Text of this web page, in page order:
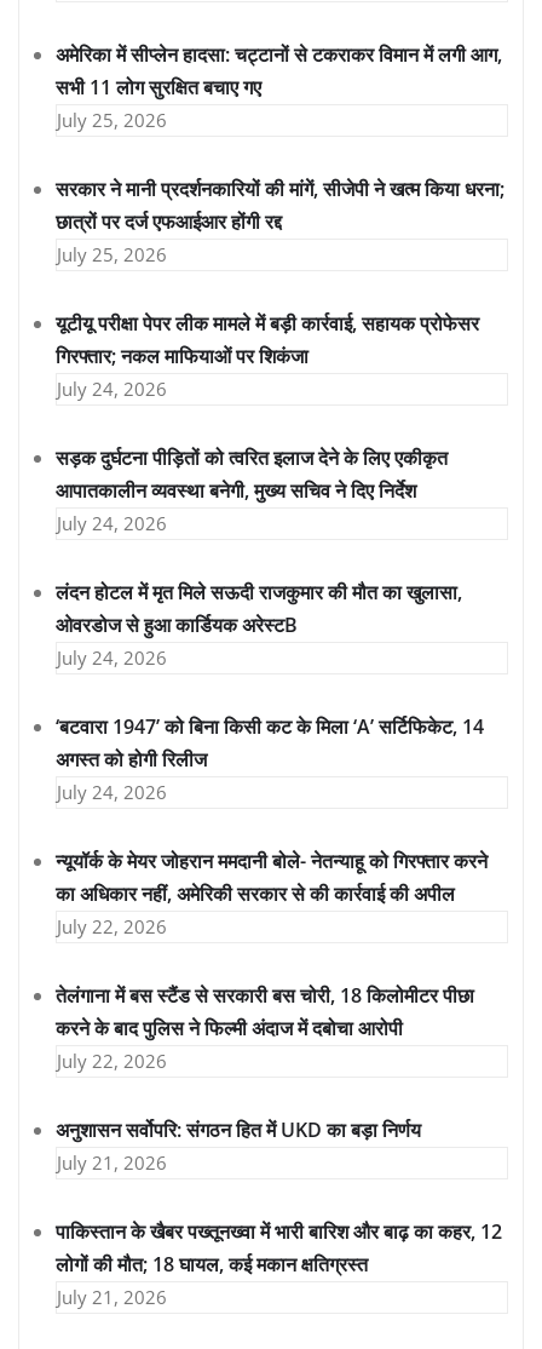
अमेरिका में सीप्लेन हादसा: चट्टानों से टकराकर विमान में लगी आग,
सभी 11 लोग सुरक्षित बचाए गए
July 25, 2026
सरकार ने मानी प्रदर्शनकारियों की मांगें, सीजेपी ने खत्म किया धरना;
छात्रों पर दर्ज एफआईआर होंगी रद्द
July 25, 2026
यूटीयू परीक्षा पेपर लीक मामले में बड़ी कार्रवाई, सहायक प्रोफेसर
गिरफ्तार; नकल माफियाओं पर शिकंजा
July 24, 2026
सड़क दुर्घटना पीड़ितों को त्वरित इलाज देने के लिए एकीकृत
आपातकालीन व्यवस्था बनेगी, मुख्य सचिव ने दिए निर्देश
July 24, 2026
लंदन होटल में मृत मिले सऊदी राजकुमार की मौत का खुलासा,
ओवरडोज से हुआ कार्डियक अरेस्टB
July 24, 2026
‘बटवारा 1947’ को बिना किसी कट के मिला ‘A’ सर्टिफिकेट, 14
अगस्त को होगी रिलीज
July 24, 2026
न्यूयॉर्क के मेयर जोहरान ममदानी बोले- नेतन्याहू को गिरफ्तार करने
का अधिकार नहीं, अमेरिकी सरकार से की कार्रवाई की अपील
July 22, 2026
तेलंगाना में बस स्टैंड से सरकारी बस चोरी, 18 किलोमीटर पीछा
करने के बाद पुलिस ने फिल्मी अंदाज में दबोचा आरोपी
July 22, 2026
अनुशासन सर्वोपरि: संगठन हित में UKD का बड़ा निर्णय
July 21, 2026
पाकिस्तान के खैबर पख्तूनख्वा में भारी बारिश और बाढ़ का कहर, 12
लोगों की मौत; 18 घायल, कई मकान क्षतिग्रस्त
July 21, 2026